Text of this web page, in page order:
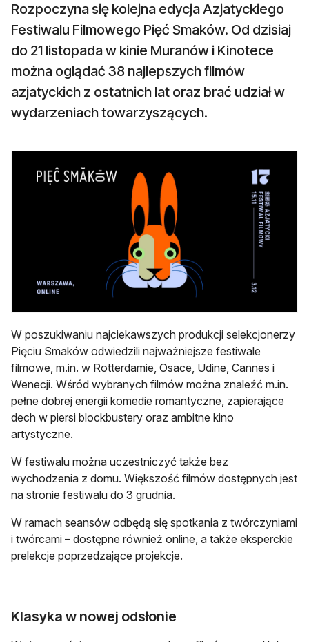
Rozpoczyna się kolejna edycja Azjatyckiego
Festiwalu Filmowego Pięć Smaków. Od dzisiaj
do 21 listopada w kinie Muranów i Kinotece
można oglądać 38 najlepszych filmów
azjatyckich z ostatnich lat oraz brać udział w
wydarzeniach towarzyszących.
W poszukiwaniu najciekawszych produkcji selekcjonerzy
Pięciu Smaków odwiedzili najważniejsze festiwale
filmowe, m.in. w Rotterdamie, Osace, Udine, Cannes i
Wenecji. Wśród wybranych filmów można znaleźć m.in.
pełne dobrej energii komedie romantyczne, zapierające
dech w piersi blockbustery oraz ambitne kino
artystyczne.
W festiwalu można uczestniczyć także bez
wychodzenia z domu. Większość filmów dostępnych jest
na stronie festiwalu do 3 grudnia.
W ramach seansów odbędą się spotkania z twórczyniami
i twórcami – dostępne również online, a także eksperckie
prelekcje poprzedzające projekcje.
Klasyka w nowej odsłonie